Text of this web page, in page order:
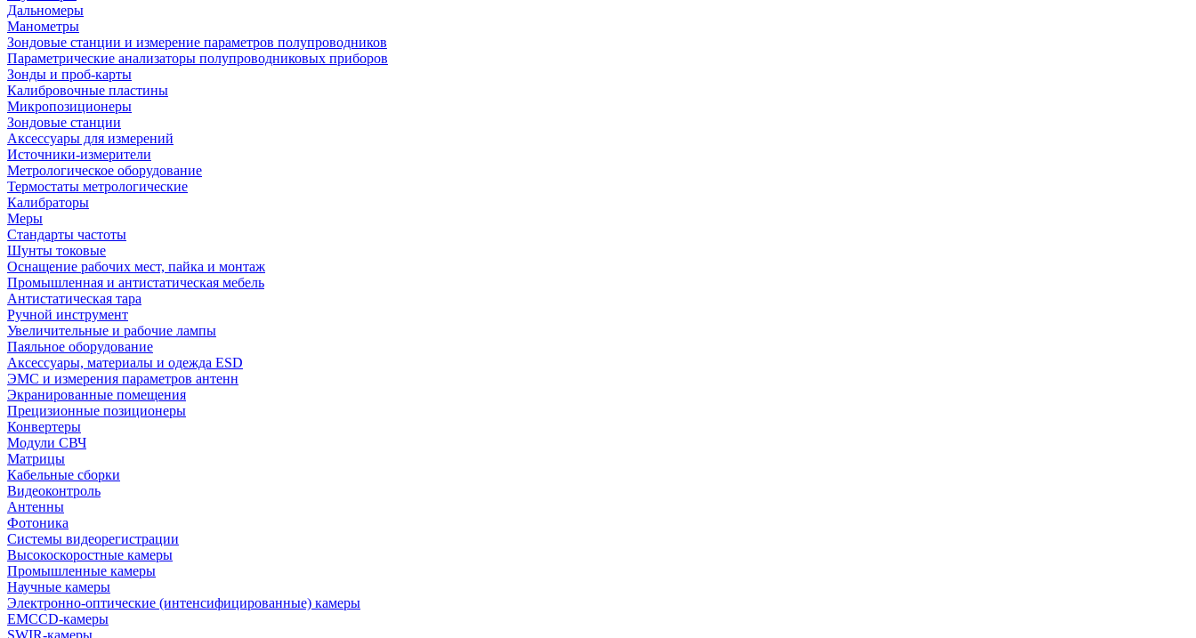
Дальномеры
Манометры
Зондовые станции и измерение параметров полупроводников
Параметрические анализаторы полупроводниковых приборов
Зонды и проб-карты
Калибровочные пластины
Микропозиционеры
Зондовые станции
Аксессуары для измерений
Источники-измерители
Метрологическое оборудование
Термостаты метрологические
Калибраторы
Меры
Стандарты частоты
Шунты токовые
Оснащение рабочих мест, пайка и монтаж
Промышленная и антистатическая мебель
Антистатическая тара
Ручной инструмент
Увеличительные и рабочие лампы
Паяльное оборудование
Аксессуары, материалы и одежда ESD
ЭМС и измерения параметров антенн
Экранированные помещения
Прецизионные позиционеры
Конвертеры
Модули СВЧ
Матрицы
Кабельные сборки
Видеоконтроль
Антенны
Фотоника
Cистемы видеорегистрации
Высокоскоростные камеры
Промышленные камеры
Научные камеры
Электронно-оптические (интенсифицированные) камеры
EMCCD-камеры
SWIR-камеры